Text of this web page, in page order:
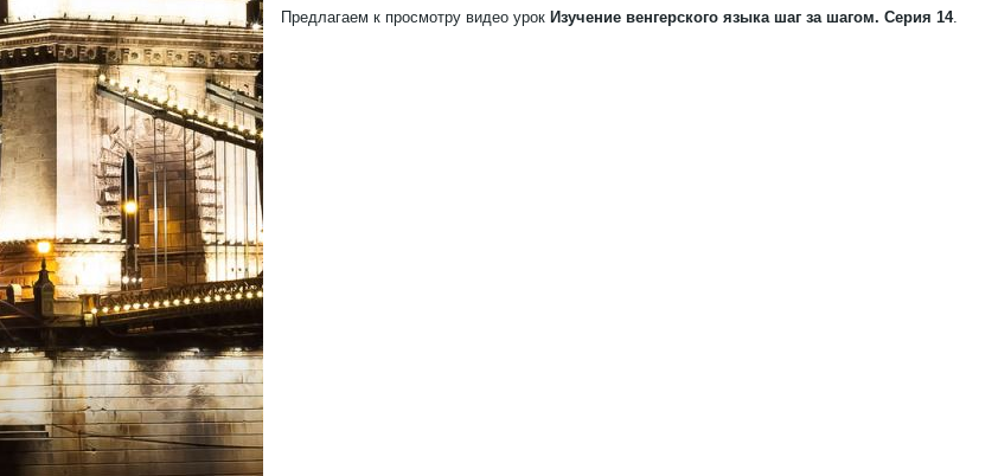
Предлагаем к просмотру видео урок Изучение венгерского языка шаг за шагом. Серия 14.